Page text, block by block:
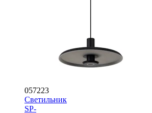
057223
Светильник
SP-